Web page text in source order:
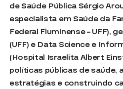
de Saúde Pública Sérgio
especialista em Saúde da
Federal Fluminense – UFF),
(UFF) e Data Science e
(Hospital Israelita Albert
políticas públicas de saúde,
estratégias e construindo